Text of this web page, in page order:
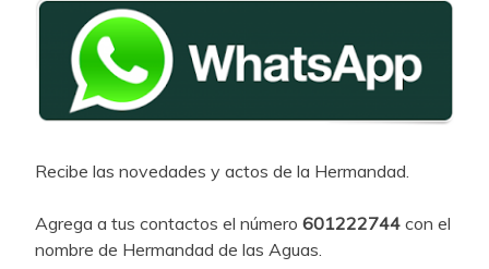
Recibe las novedades y actos de la Hermandad.
Agrega a tus contactos el número 601222744 con el
nombre de Hermandad de las Aguas.